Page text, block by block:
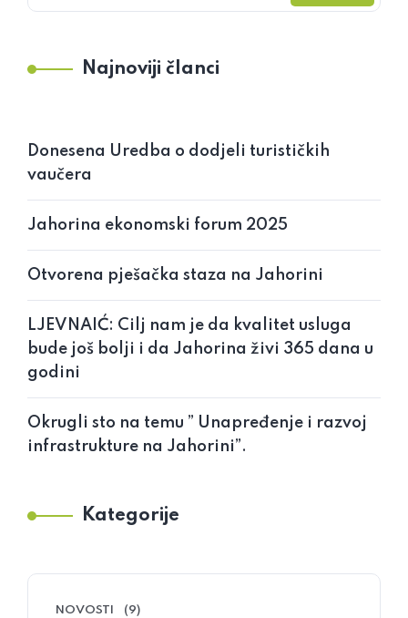
Najnoviji članci
Donesena Uredba o dodjeli turističkih
vaučera
Jahorina ekonomski forum 2025
Otvorena pješačka staza na Jahorini
LJEVNAIĆ: Cilj nam je da kvalitet usluga
bude još bolji i da Jahorina živi 365 dana u
godini
Okrugli sto na temu ” Unapređenje i razvoj
infrastrukture na Jahorini”.
Kategorije
NOVOSTI (9)